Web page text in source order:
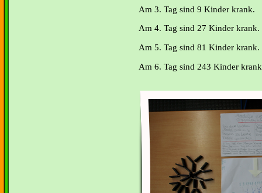
Am 3. Tag sind 9 Kinder krank.
Am 4. Tag sind 27 Kinder krank.
Am 5. Tag sind 81 Kinder krank.
Am 6. Tag sind 243 Kinder